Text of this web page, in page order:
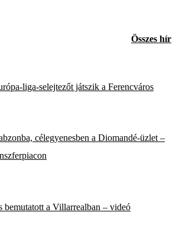
Összes hír
liga-selejtezőt játszik a Ferencváros
célegyenesben a Diomandé-üzlet –
bemutatott a Villarrealban – videó